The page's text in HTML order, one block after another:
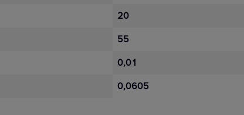
20
55
0,01
0,0605